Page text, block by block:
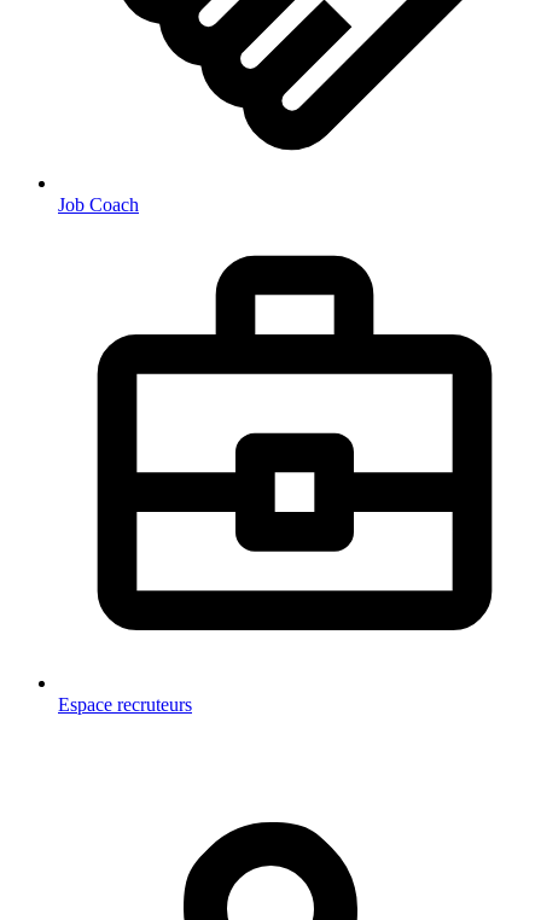
Job Coach
Espace recruteurs